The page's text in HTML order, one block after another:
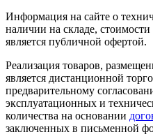
Информация на сайте о
наличии на складе,
является публичной офертой.
Реализация товаров,
является дистанционной
предварительному
эксплуатационных и
количества на основании
заключенных в письменной